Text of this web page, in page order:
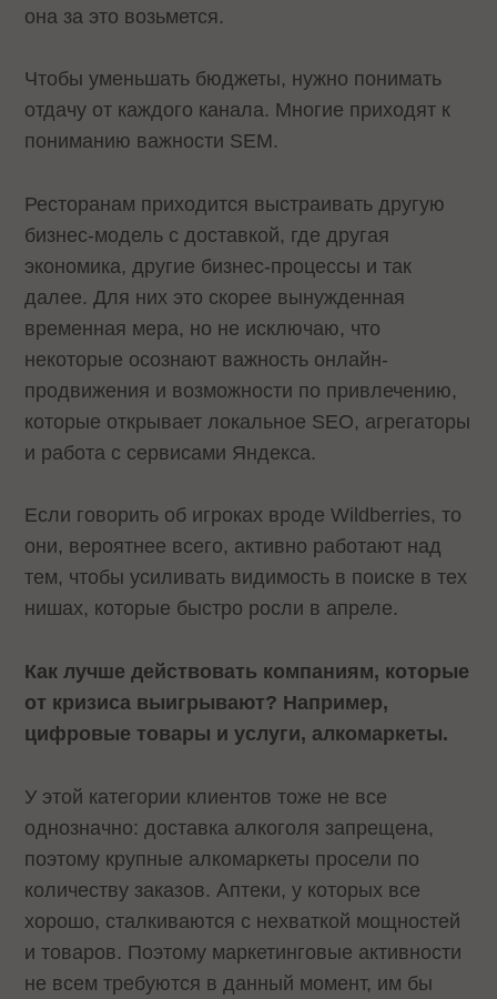
она за это возьмется.
Чтобы уменьшать бюджеты, нужно понимать
отдачу от каждого канала. Многие приходят к
пониманию важности SEM.
Ресторанам приходится выстраивать другую
бизнес-модель с доставкой, где другая
экономика, другие бизнес-процессы и так
далее. Для них это скорее вынужденная
временная мера, но не исключаю, что
некоторые осознают важность онлайн-
продвижения и возможности по привлечению,
которые открывает локальное SEO, агрегаторы
и работа с сервисами Яндекса.
Если говорить об игроках вроде Wildberries, то
они, вероятнее всего, активно работают над
тем, чтобы усиливать видимость в поиске в тех
нишах, которые быстро росли в апреле.
Как лучше действовать компаниям, которые
от кризиса выигрывают? Например,
цифровые товары и услуги, алкомаркеты.
У этой категории клиентов тоже не все
однозначно: доставка алкоголя запрещена,
поэтому крупные алкомаркеты просели по
количеству заказов. Аптеки, у которых все
хорошо, сталкиваются с нехваткой мощностей
и товаров. Поэтому маркетинговые активности
не всем требуются в данный момент, им бы